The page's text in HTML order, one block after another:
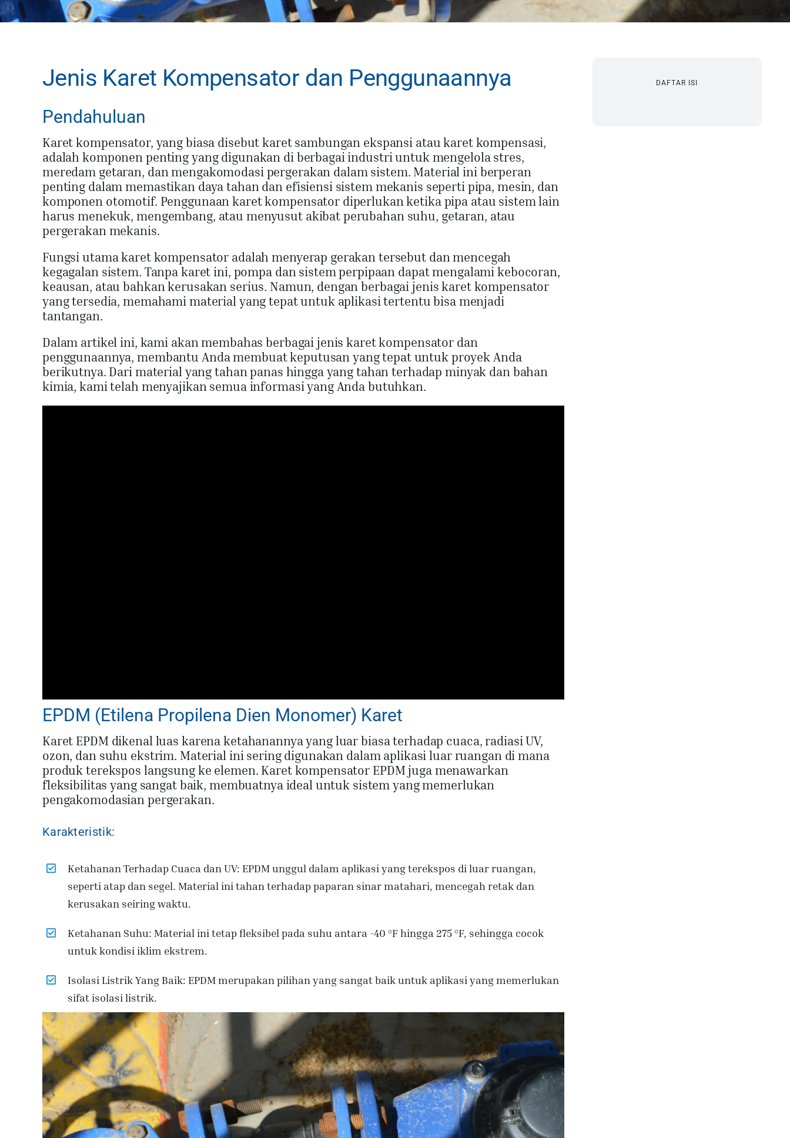
Jenis Karet Kompensator dan Penggunaannya
Pendahuluan
Karet kompensator, yang biasa disebut karet sambungan ekspansi atau karet kompensasi,
adalah komponen penting yang digunakan di berbagai industri untuk mengelola stres,
meredam getaran, dan mengakomodasi pergerakan dalam sistem. Material ini berperan
penting dalam memastikan daya tahan dan efisiensi sistem mekanis seperti pipa, mesin, dan
komponen otomotif. Penggunaan karet kompensator diperlukan ketika pipa atau sistem lain
harus menekuk, mengembang, atau menyusut akibat perubahan suhu, getaran, atau
pergerakan mekanis.
Fungsi utama karet kompensator adalah menyerap gerakan tersebut dan mencegah
kegagalan sistem. Tanpa karet ini, pompa dan sistem perpipaan dapat mengalami kebocoran,
keausan, atau bahkan kerusakan serius. Namun, dengan berbagai jenis karet kompensator
yang tersedia, memahami material yang tepat untuk aplikasi tertentu bisa menjadi
tantangan.
Dalam artikel ini, kami akan membahas berbagai jenis karet kompensator dan
penggunaannya, membantu Anda membuat keputusan yang tepat untuk proyek Anda
berikutnya. Dari material yang tahan panas hingga yang tahan terhadap minyak dan bahan
kimia, kami telah menyajikan semua informasi yang Anda butuhkan.
EPDM (Etilena Propilena Dien Monomer) Karet
Karet EPDM dikenal luas karena ketahanannya yang luar biasa terhadap cuaca, radiasi UV,
ozon, dan suhu ekstrim. Material ini sering digunakan dalam aplikasi luar ruangan di mana
produk terekspos langsung ke elemen. Karet kompensator EPDM juga menawarkan
fleksibilitas yang sangat baik, membuatnya ideal untuk sistem yang memerlukan
pengakomodasian pergerakan.
Karakteristik:
Ketahanan Terhadap Cuaca dan UV: EPDM unggul dalam aplikasi yang terekspos di luar ruangan,
seperti atap dan segel. Material ini tahan terhadap paparan sinar matahari, mencegah retak dan
kerusakan seiring waktu.
Ketahanan Suhu: Material ini tetap fleksibel pada suhu antara -40 °F hingga 275 °F, sehingga cocok
untuk kondisi iklim ekstrem.
Isolasi Listrik Yang Baik: EPDM merupakan pilihan yang sangat baik untuk aplikasi yang memerlukan
sifat isolasi listrik.
DAFTAR ISI